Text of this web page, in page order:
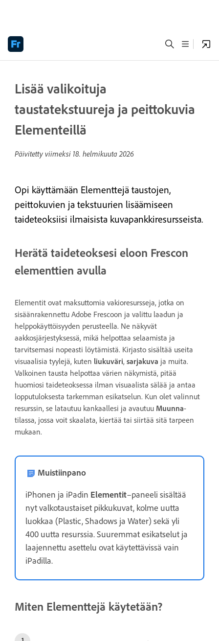
Lisää valikoituja
taustatekstuureja ja peittokuvia
Elementeillä
Päivitetty viimeksi 18. helmikuuta 2026
Opi käyttämään Elementtejä taustojen,
peittokuvien ja tekstuurien lisäämiseen
taideteoksiisi ilmaisista kuvapankkiresursseista.
Herätä taideteoksesi eloon Frescon
elementtien avulla
Elementit ovat maksuttomia vakioresursseja, jotka on
sisäänrakennettu Adobe Frescoon ja valittu laadun ja
helppokäyttöisyyden perusteella. Ne näkyvät
aakkosjärjestyksessä, mikä helpottaa selaamista ja
tarvitsemasi nopeasti löytämistä. Kirjasto sisältää useita
visuaalisia tyylejä, kuten liukuväri, sarjakuva ja muita.
Valkoinen tausta helpottaa värien näkymistä, pitää
huomiosi taideteoksessa ilman visuaalista sälää ja antaa
lopputuloksesta tarkemman esikatselun. Kun olet valinnut
resurssin, se latautuu kankaallesi ja avautuu Muunna-
tilassa, jossa voit skaalata, kiertää tai siirtää sitä tarpeen
mukaan.
Muistiinpano
iPhonen ja iPadin Elementit–paneeli sisältää
nyt valkotaustaiset pikkukuvat, kolme uutta
luokkaa (Plastic, Shadows ja Water) sekä yli
400 uutta resurssia. Suuremmat esikatselut ja
laajennettu asettelu ovat käytettävissä vain
iPadilla.
Miten Elementtejä käytetään?